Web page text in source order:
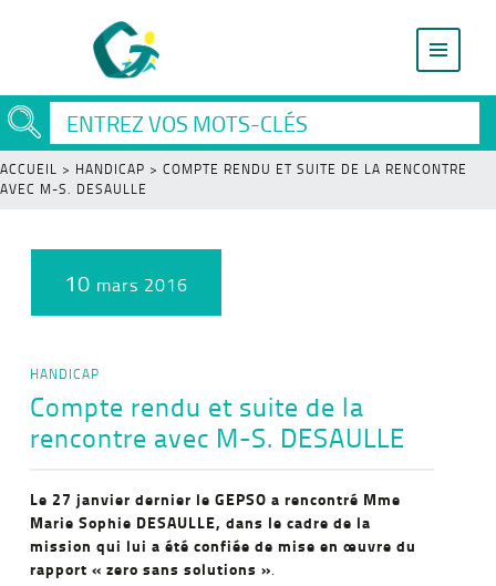
ACCUEIL > HANDICAP > COMPTE RENDU ET SUITE DE LA RENCONTRE
AVEC M-S. DESAULLE
10 mars 2016
HANDICAP
Compte rendu et suite de la
rencontre avec M-S. DESAULLE
Le 27 janvier dernier le GEPSO a rencontré Mme
Marie Sophie DESAULLE, dans le cadre de la
mission qui lui a été confiée de mise en œuvre du
rapport « zero sans solutions ».